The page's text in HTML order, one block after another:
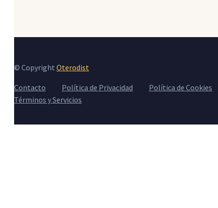
© Copyright Oterodist
Contacto Política de Privacidad
Política de Cookies
Términos y Servicios